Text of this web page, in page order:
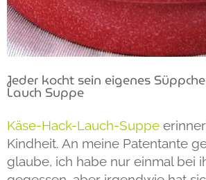
Jeder kocht sein eigenes
Lauch Suppe
Käse-Hack-Lauch-Suppe
Kindheit. An meine Patentante
glaube, ich habe nur einmal bei